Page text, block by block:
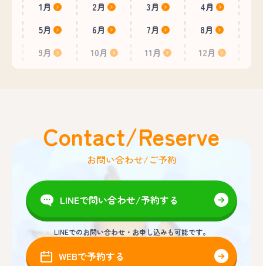
1月 2月 3月
4月
5月
6月 7月
8月
9月
10月 11月 12月
Contact/Reserve
お問い合わせ/ご予約
LINEで問い合わせ/予約する
LINEでのお問い合わせ・お申し込みも可能です。
WEBで予約する